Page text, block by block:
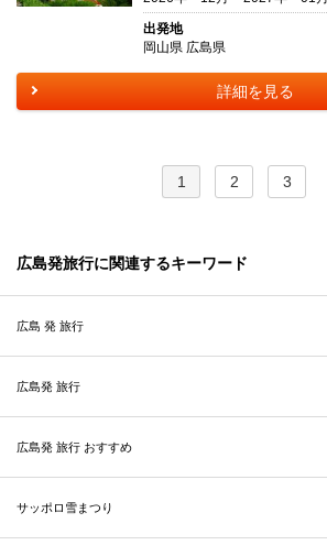
出発地
岡山県 広島県
詳細を見る
1 2 3
広島発旅行に関連するキーワード
広島 発 旅行
広島発 旅行
広島発 旅行 おすすめ
サッポロ雪まつり